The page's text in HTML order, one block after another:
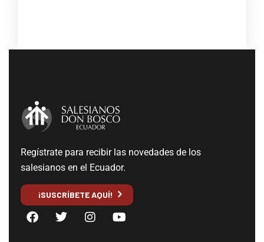
Regístrate para recibir las novedades de los
salesianos en el Ecuador.
¡SUSCRÍBETE AQUÍ!